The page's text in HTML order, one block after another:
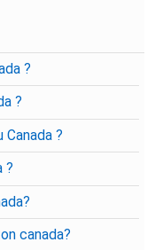
?
?
?
?
canada?